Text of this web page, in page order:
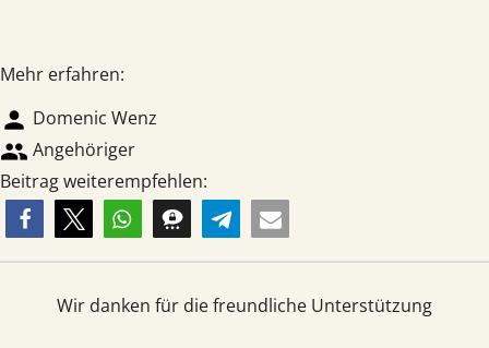
Mehr erfahren:
person Domenic Wenz
group Angehöriger
Beitrag weiterempfehlen:
Wir danken für die freundliche Unterstützung